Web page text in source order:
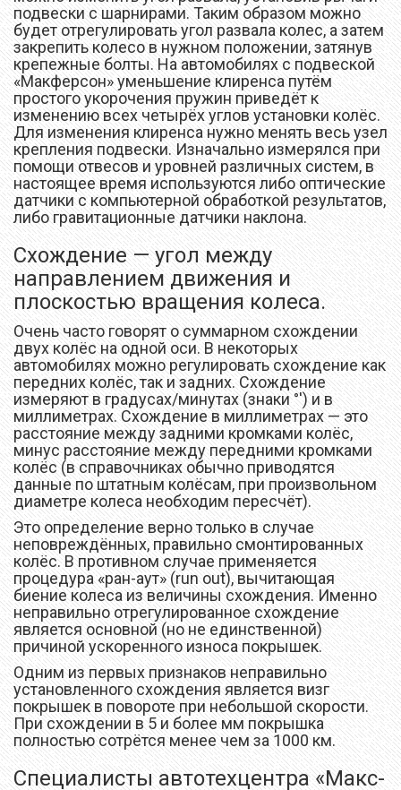
подвески с шарнирами. Таким образом можно
будет отрегулировать угол развала колес, а затем
закрепить колесо в нужном положении, затянув
крепежные болты. На автомобилях с подвеской
«Макферсон» уменьшение клиренса путём
простого укорочения пружин приведёт к
изменению всех четырёх углов установки колёс.
Для изменения клиренса нужно менять весь узел
крепления подвески. Изначально измерялся при
помощи отвесов и уровней различных систем, в
настоящее время используются либо оптические
датчики с компьютерной обработкой результатов,
либо гравитационные датчики наклона.
Схождение — угол между
направлением движения и
плоскостью вращения колеса.
Очень часто говорят о суммарном схождении
двух колёс на одной оси. В некоторых
автомобилях можно регулировать схождение как
передних колёс, так и задних. Схождение
измеряют в градусах/минутах (знаки °′) и в
миллиметрах. Схождение в миллиметрах — это
расстояние между задними кромками колёс,
минус расстояние между передними кромками
колёс (в справочниках обычно приводятся
данные по штатным колёсам, при произвольном
диаметре колеса необходим пересчёт).
Это определение верно только в случае
неповреждённых, правильно смонтированных
колёс. В противном случае применяется
процедура «ран-аут» (run out), вычитающая
биение колеса из величины схождения. Именно
неправильно отрегулированное схождение
является основной (но не единственной)
причиной ускоренного износа покрышек.
Одним из первых признаков неправильно
установленного схождения является визг
покрышек в повороте при небольшой скорости.
При схождении в 5 и более мм покрышка
полностью сотрётся менее чем за 1000 км.
Специалисты автотехцентра «Макс-